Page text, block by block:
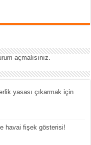
açmalısınız
yasası çıkarmak için
havai fişek gösterisi!